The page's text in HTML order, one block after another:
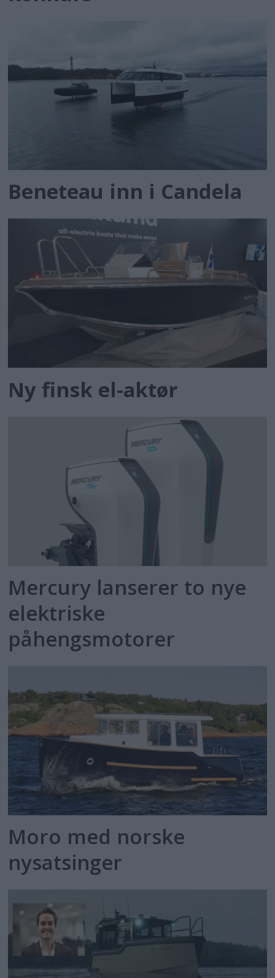
Beneteau inn i Candela
Ny finsk el-aktør
Mercury lanserer to nye
elektriske
påhengsmotorer
Moro med norske
nysatsinger